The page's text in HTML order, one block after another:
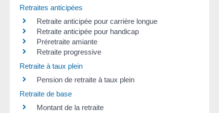
Retraites anticipées
Retraite anticipée pour carrière longue
Retraite anticipée pour handicap
Préretraite amiante
Retraite progressive
Retraite à taux plein
Pension de retraite à taux plein
Retraite de base
Montant de la retraite